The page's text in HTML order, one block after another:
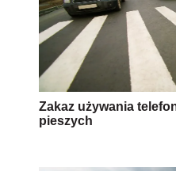
Zakaz używania
pieszych